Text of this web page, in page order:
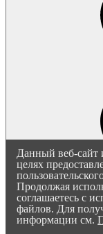
Кухонный остров
68 063 ₽
Данный веб-сайт
целях
Продолжая
соглашаетесь с
файлов. Для
информации см.